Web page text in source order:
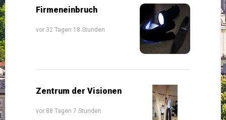
Firmeneinbruch
vor 32 Tagen 18 Stunden
Zentrum der Visionen
vor 88 Tagen 7 Stunden